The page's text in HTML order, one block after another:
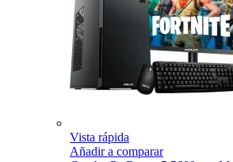
Vista rápida
Añadir a comparar